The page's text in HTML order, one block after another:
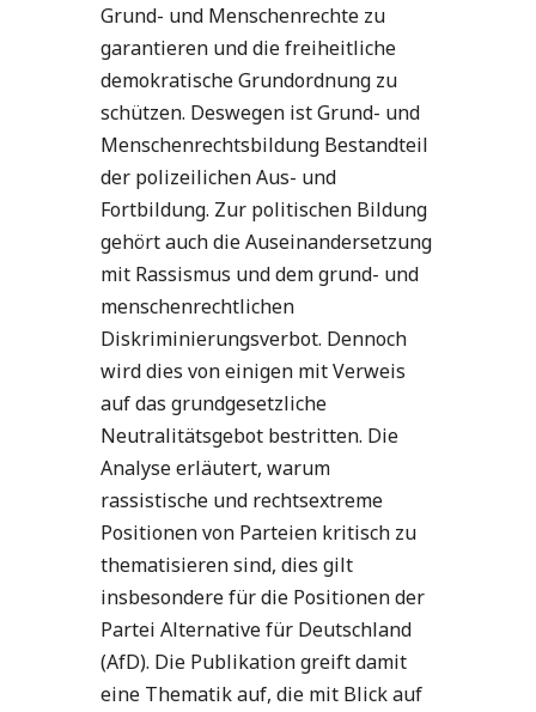
Grund- und Menschenrechte zu
garantieren und die freiheitliche
demokratische Grundordnung zu
schützen. Deswegen ist Grund- und
Menschenrechtsbildung Bestandteil
der polizeilichen Aus- und
Fortbildung. Zur politischen Bildung
gehört auch die Auseinandersetzung
mit Rassismus und dem grund- und
menschenrechtlichen
Diskriminierungsverbot. Dennoch
wird dies von einigen mit Verweis
auf das grundgesetzliche
Neutralitätsgebot bestritten. Die
Analyse erläutert, warum
rassistische und rechtsextreme
Positionen von Parteien kritisch zu
thematisieren sind, dies gilt
insbesondere für die Positionen der
Partei Alternative für Deutschland
(AfD). Die Publikation greift damit
eine Thematik auf, die mit Blick auf